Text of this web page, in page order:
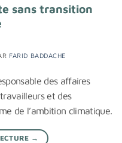
sans transition
FARID BADDACHE
des affaires
et des
de l’ambition climatique.
→